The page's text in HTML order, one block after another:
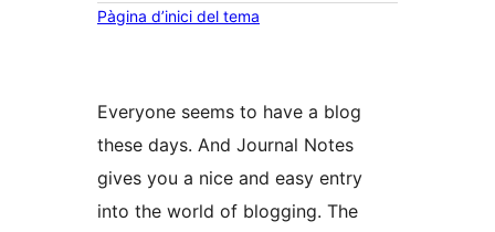
Pàgina d’inici del tema
Everyone seems to have a blog
these days. And Journal Notes
gives you a nice and easy entry
into the world of blogging. The